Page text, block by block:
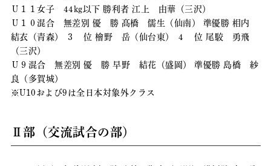
Ｕ１１女子 44kg以下 勝利者 江上 由華（三沢）
Ｕ１０混合 無差別 優 勝 髙橋 儒生（仙南） 準優勝 相内
結衣（青森） ３ 位 檜野 岳（仙台東） ４ 位 尾駮 勇飛
（三沢）
Ｕ９混合 無差別 優 勝 早野 結花（盛岡） 準優勝 島橋 紗
良（多賀城）
※U10および9は全日本対象外クラス
Ⅱ部（交流試合の部）